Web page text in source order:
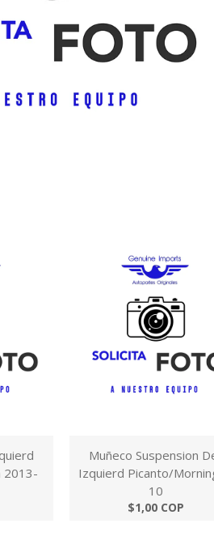
2013-
Muñeco Suspension
Izquierd Picanto/
10
$1,00 COP